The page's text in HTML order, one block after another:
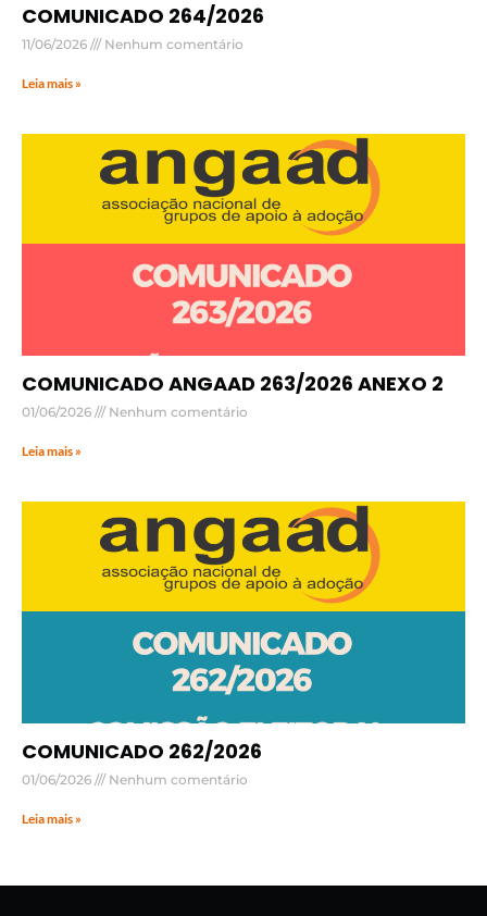
COMUNICADO 264/2026
11/06/2026 Nenhum comentário
Leia mais »
COMUNICADO ANGAAD 263/2026 ANEXO 2
01/06/2026 Nenhum comentário
Leia mais »
COMUNICADO 262/2026
01/06/2026 Nenhum comentário
Leia mais »